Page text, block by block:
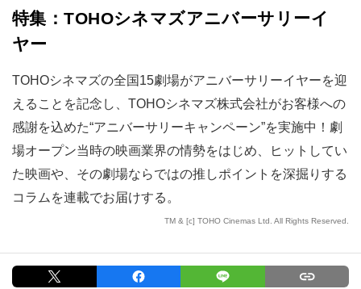
特集：TOHOシネマズアニバーサリーイ
ヤー
TOHOシネマズの全国15劇場がアニバーサリーイヤーを迎
えることを記念し、TOHOシネマズ株式会社がお客様への
感謝を込めた“アニバーサリーキャンペーン”を実施中！劇
場オープン当時の映画業界の情勢をはじめ、ヒットしてい
た映画や、その劇場ならではの推しポイントを深掘りする
コラムを連載でお届けする。
TM & [c] TOHO Cinemas Ltd. All Rights Reserved.